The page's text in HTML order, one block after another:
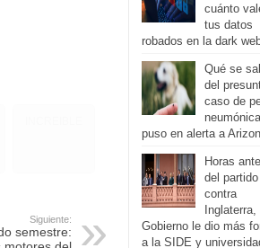
Siguiente:
semestre:
cuánto
tus datos
robados en la dark
Qué se
del
caso de
puso en alerta a
Horas
del partido
contra
Inglaterra,
Gobierno le dio más
a la SIDE y